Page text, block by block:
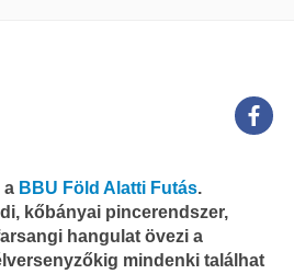
a BBU Föld Alatti Futás.
kőbányai pincerendszer,
hangulat övezi a
mindenki találhat